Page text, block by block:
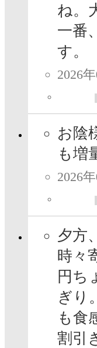
ね。
一番
す。
2026
お陰
も増
2026
夕方
時々
円ち
ぎり
も食
割引